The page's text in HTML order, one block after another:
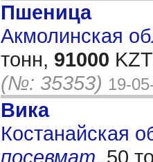
Пшеница
Акмолинская
тонн, 91000
(№: 35353) 19-
Вика
Костанайская
посевмат, 50